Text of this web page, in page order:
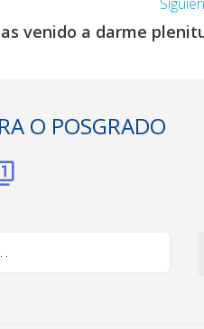
venido a darme
O POSGRADO
.